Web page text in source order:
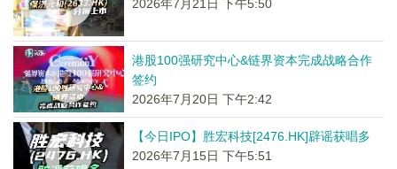
2026年7月21日 下午5:50
港股100强研究中心&链界资本完成战略合作
签约
2026年7月20日 下午2:42
【今日IPO】胜宏科技[2476.HK]辟谣获唱多
2026年7月15日 下午5:51